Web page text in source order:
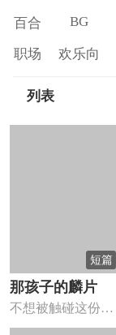
百合 BG
职场 欢乐向
列表
短篇
那孩子的麟片
不想被触碰这份心
情——